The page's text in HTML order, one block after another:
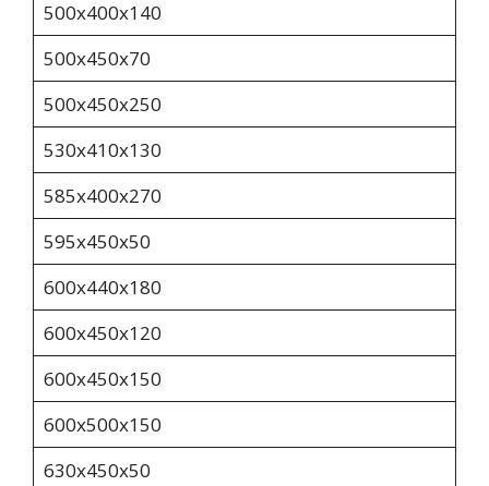
500x400x140
500х450х70
500x450x250
530х410х130
585х400х270
595х450х50
600х440х180
600х450х120
600х450х150
600х500х150
630x450x50